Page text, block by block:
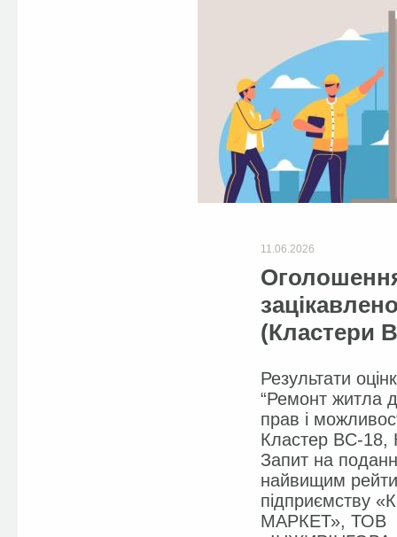
11.06.2026
(Кластери
Результати
“Ремонт житла
прав і
Кластер BC-18,
Запит на
найвищим
МАРКЕТ», ТОВ